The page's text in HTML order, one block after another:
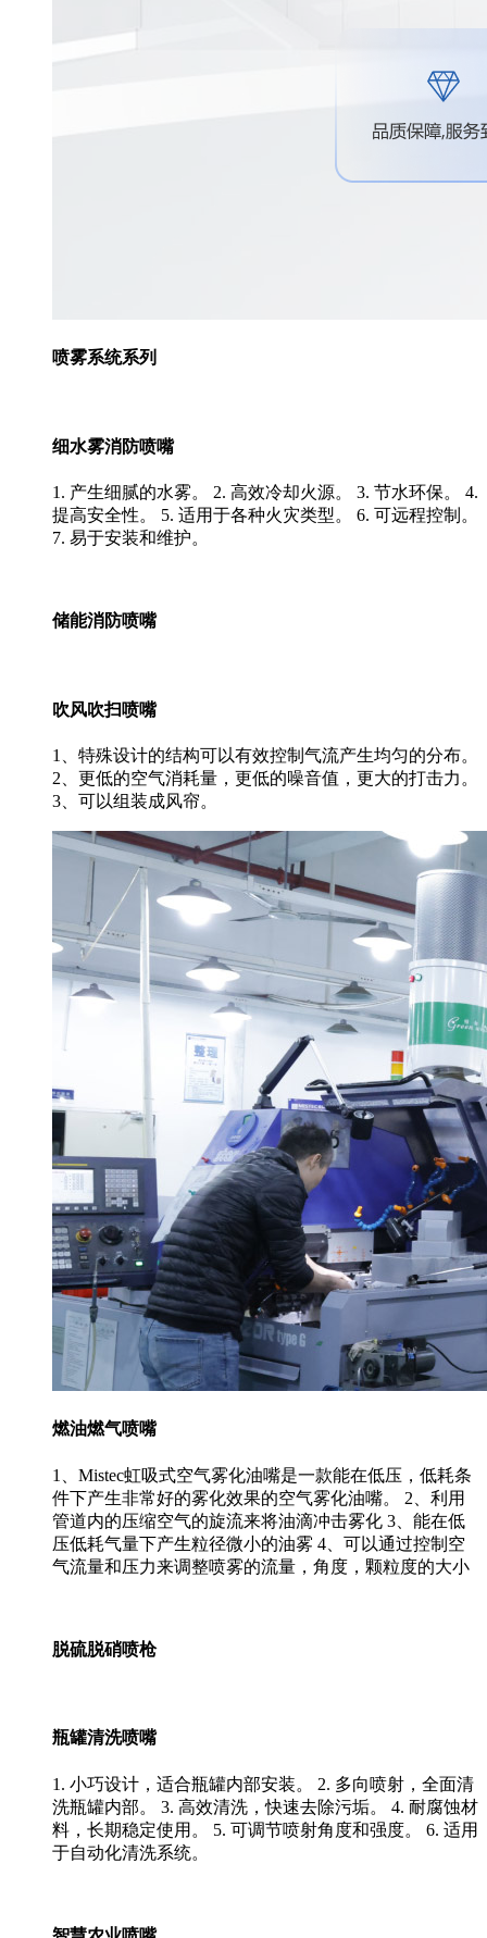
喷雾系统系列
细水雾消防喷嘴
1. 产生细腻的水雾。 2. 高效冷却火源。 3. 节水环保。 4.
提高安全性。 5. 适用于各种火灾类型。 6. 可远程控制。
7. 易于安装和维护。
储能消防喷嘴
吹风吹扫喷嘴
1、特殊设计的结构可以有效控制气流产生均匀的分布。
2、更低的空气消耗量，更低的噪音值，更大的打击力。
3、可以组装成风帘。
燃油燃气喷嘴
1、Mistec虹吸式空气雾化油嘴是一款能在低压，低耗条
件下产生非常好的雾化效果的空气雾化油嘴。 2、利用
管道内的压缩空气的旋流来将油滴冲击雾化 3、能在低
压低耗气量下产生粒径微小的油雾 4、可以通过控制空
气流量和压力来调整喷雾的流量，角度，颗粒度的大小
脱硫脱硝喷枪
瓶罐清洗喷嘴
1. 小巧设计，适合瓶罐内部安装。 2. 多向喷射，全面清
洗瓶罐内部。 3. 高效清洗，快速去除污垢。 4. 耐腐蚀材
料，长期稳定使用。 5. 可调节喷射角度和强度。 6. 适用
于自动化清洗系统。